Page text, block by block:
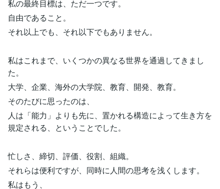
私の最終目標は、ただ一つです。
自由であること。
それ以上でも、それ以下でもありません。
私はこれまで、いくつかの異なる世界を通過してきまし
た。
大学、企業、海外の大学院、教育、開発、教育。
そのたびに思ったのは、
人は「能力」よりも先に、置かれる構造によって生き方を
規定される、ということでした。
忙しさ、締切、評価、役割、組織。
それらは便利ですが、同時に人間の思考を浅くします。
私はもう、